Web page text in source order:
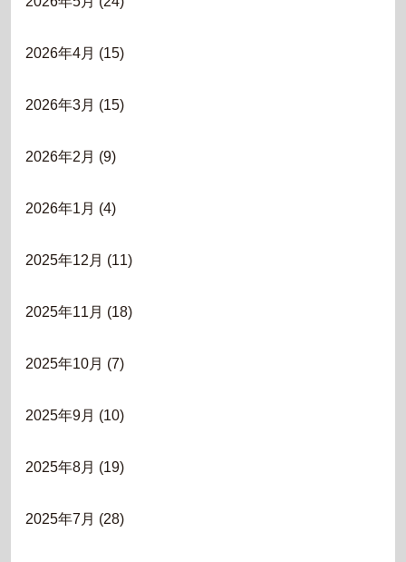
2026年4月 (15)
2026年3月 (15)
2026年2月 (9)
2026年1月 (4)
2025年12月 (11)
2025年11月 (18)
2025年10月 (7)
2025年9月 (10)
2025年8月 (19)
2025年7月 (28)